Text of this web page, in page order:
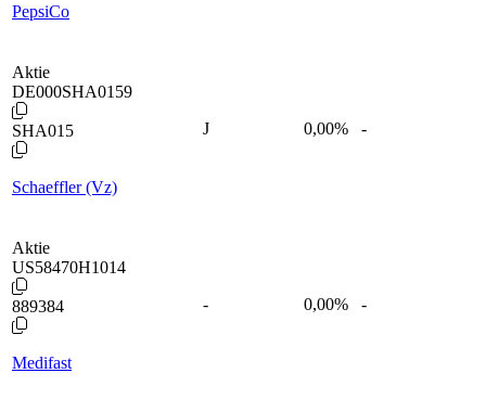
PepsiCo
Aktie
DE000SHA0159
SHA015
Schaeffler (Vz)
J 0,00% -
Aktie
US58470H1014
889384
Medifast
- 0,00% -